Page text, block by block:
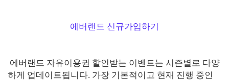
에버랜드 신규가입하기
에버랜드 자유이용권 할인받는 이벤트는 시즌별로 다양
하게 업데이트됩니다. 가장 기본적이고 현재 진행 중인